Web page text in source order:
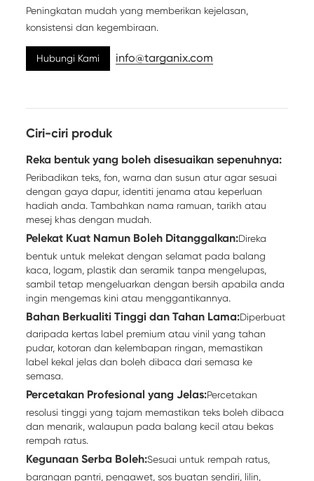
Peningkatan mudah yang memberikan kejelasan,
konsistensi dan kegembiraan.
Hubungi Kami info@targanix.com
Ciri-ciri produk
Reka bentuk yang boleh disesuaikan sepenuhnya:
Peribadikan teks, fon, warna dan susun atur agar sesuai
dengan gaya dapur, identiti jenama atau keperluan
hadiah anda. Tambahkan nama ramuan, tarikh atau
mesej khas dengan mudah.
Pelekat Kuat Namun Boleh Ditanggalkan:Direka
bentuk untuk melekat dengan selamat pada balang
kaca, logam, plastik dan seramik tanpa mengelupas,
sambil tetap mengeluarkan dengan bersih apabila anda
ingin mengemas kini atau menggantikannya.
Bahan Berkualiti Tinggi dan Tahan Lama:Diperbuat
daripada kertas label premium atau vinil yang tahan
pudar, kotoran dan kelembapan ringan, memastikan
label kekal jelas dan boleh dibaca dari semasa ke
semasa.
Percetakan Profesional yang Jelas:Percetakan
resolusi tinggi yang tajam memastikan teks boleh dibaca
dan menarik, walaupun pada balang kecil atau bekas
rempah ratus.
Kegunaan Serba Boleh:Sesuai untuk rempah ratus,
barangan pantri, pengawet, sos buatan sendiri, lilin,